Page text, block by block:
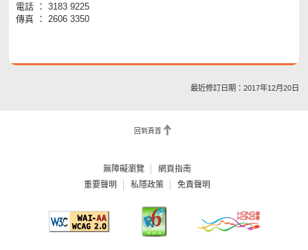
電話 ： 3183 9225
傳真 ： 2606 3350
最近修訂日期：2017年12月20日
回到頁首
無障礙瀏覽
網頁指南
重要聲明
私隱政策 免責聲明